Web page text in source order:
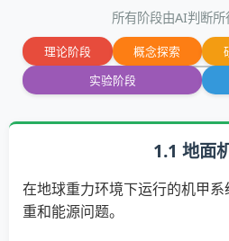
所有阶段由AI判断
理论阶段 概念探索
实验阶段
1.1 地面
在地球重力环境下运行的机甲
重和能源问题。